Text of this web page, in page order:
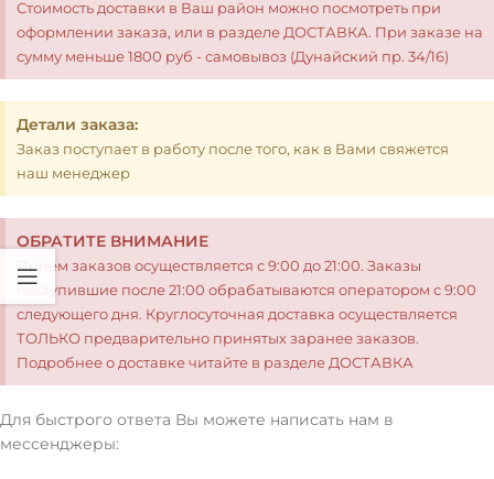
Стоимость доставки в Ваш район можно посмотреть при
оформлении заказа, или в разделе ДОСТАВКА. При заказе на
сумму меньше 1800 руб - самовывоз (Дунайский пр. 34/16)
Детали заказа:
Заказ поступает в работу после того, как в Вами свяжется
наш менеджер
ОБРАТИТЕ ВНИМАНИЕ
Прием заказов осуществляется с 9:00 до 21:00. Заказы
поступившие после 21:00 обрабатываются оператором с 9:00
следующего дня. Круглосуточная доставка осуществляется
ТОЛЬКО предварительно принятых заранее заказов.
Подробнее о доставке читайте в разделе ДОСТАВКА
Для быстрого ответа Вы можете написать нам в
мессенджеры: